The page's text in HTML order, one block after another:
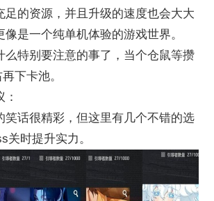
足的资源，并且升级的速度也会大大
是一个纯单机体验的游戏世界。
么特别要注意的事了，当个仓鼠等攒
下卡池。
笑话很精彩，但这里有几个不错的选
关时提升实力。